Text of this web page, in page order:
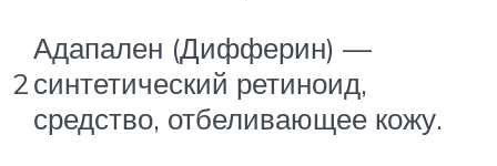
2
Адапален (Дифферин) —
синтетический ретиноид,
средство, отбеливающее кожу.